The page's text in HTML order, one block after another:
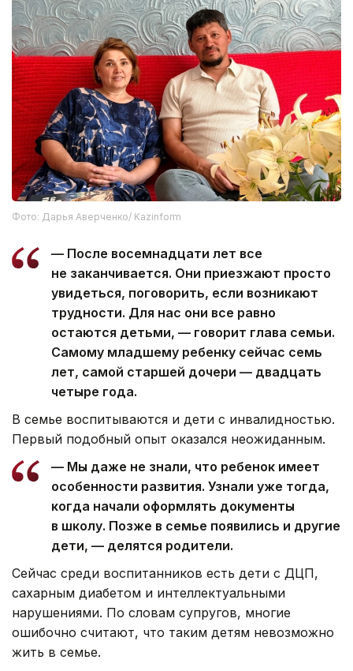
Фото: Дарья Аверченко/ Kazinform
— После восемнадцати лет все
не заканчивается. Они приезжают просто
увидеться, поговорить, если возникают
трудности. Для нас они все равно
остаются детьми, — говорит глава семьи.
Самому младшему ребенку сейчас семь
лет, самой старшей дочери — двадцать
четыре года.
В семье воспитываются и дети с инвалидностью.
Первый подобный опыт оказался неожиданным.
— Мы даже не знали, что ребенок имеет
особенности развития. Узнали уже тогда,
когда начали оформлять документы
в школу. Позже в семье появились и другие
дети, — делятся родители.
Сейчас среди воспитанников есть дети с ДЦП,
сахарным диабетом и интеллектуальными
нарушениями. По словам супругов, многие
ошибочно считают, что таким детям невозможно
жить в семье.